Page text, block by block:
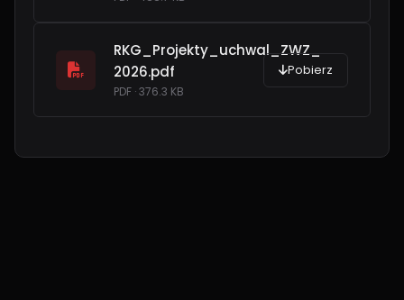
RKG_Projekty_uchwal_ZWZ_
2026.pdf
PDF · 376.3 KB
Pobierz